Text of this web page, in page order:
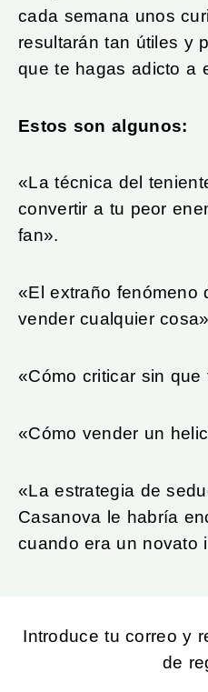
cada semana unos
resultarán tan útiles y
que te hagas adicto a
Estos son algunos:
«La técnica del
convertir a tu peor
fan».
«El extraño fenómeno
vender cualquier
«Cómo criticar sin que
«Cómo vender un
«La estrategia de
Casanova le habría
cuando era un novato
Introduce tu correo y
de